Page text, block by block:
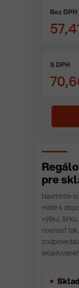
Bez DPH
S DPH
pre
Navrhnite
máte k
výšku,
nosnosť